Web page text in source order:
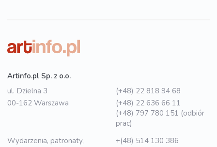
Artinfo.pl Sp. z o.o.
ul. Dzielna 3
00-162 Warszawa
(+48) 22 818 94 68
(+48) 22 636 66 11
(+48) 797 780 151 (odbiór
prac)
Wydarzenia, patronaty,
+(48) 514 130 386